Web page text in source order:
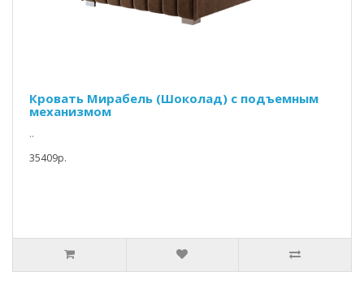
Кровать Мирабель (Шоколад) с подъемным
механизмом
..
35409p.